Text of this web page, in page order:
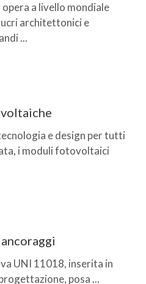
a livello mondiale
architettonici e
...
e design per tutti
i moduli fotovoltaici
UNI 11018, inserita in
posa ...